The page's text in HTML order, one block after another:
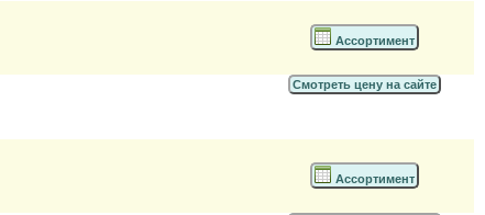
Ассортимент
Смотреть цену на сайте
Ассортимент